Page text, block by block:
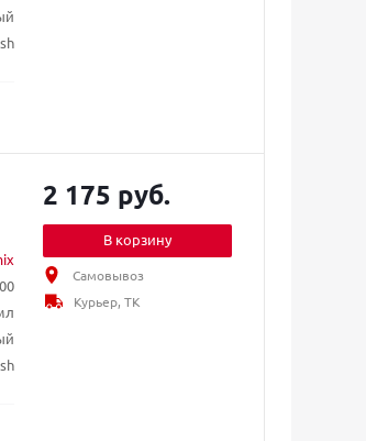
2 175 руб.
В корзину
Самовывоз
Курьер, ТК